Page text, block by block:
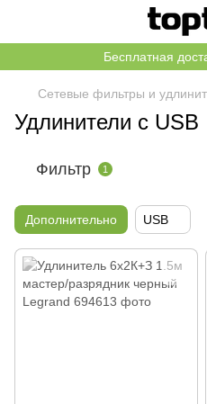
Бесплатная
Сетевые фильтры и
Удлинители с USB
Фильтр 1
Дополнительно USB